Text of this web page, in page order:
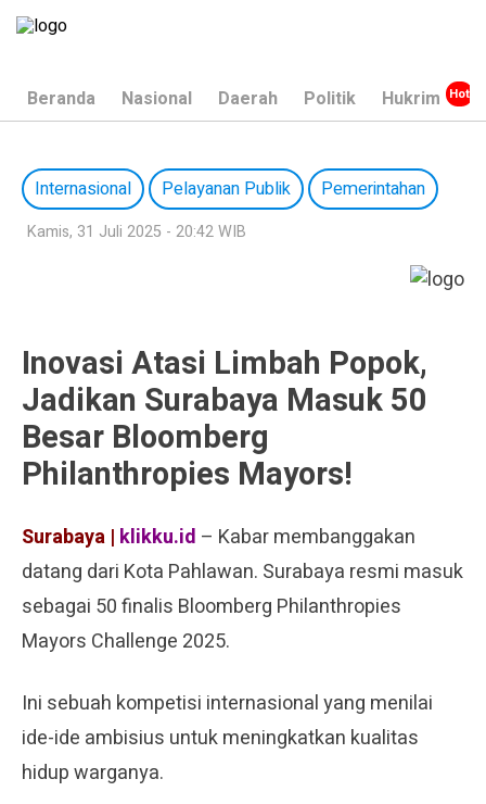
Beranda Nasional Daerah Politik Hukrim
Internasional Pelayanan Publik Pemerintahan
Kamis, 31 Juli 2025 - 20:42 WIB
Inovasi Atasi Limbah Popok,
Jadikan Surabaya Masuk 50
Besar Bloomberg
Philanthropies Mayors!
Surabaya | klikku.id – Kabar membanggakan
datang dari Kota Pahlawan. Surabaya resmi masuk
sebagai 50 finalis Bloomberg Philanthropies
Mayors Challenge 2025.
Ini sebuah kompetisi internasional yang menilai
ide-ide ambisius untuk meningkatkan kualitas
hidup warganya.